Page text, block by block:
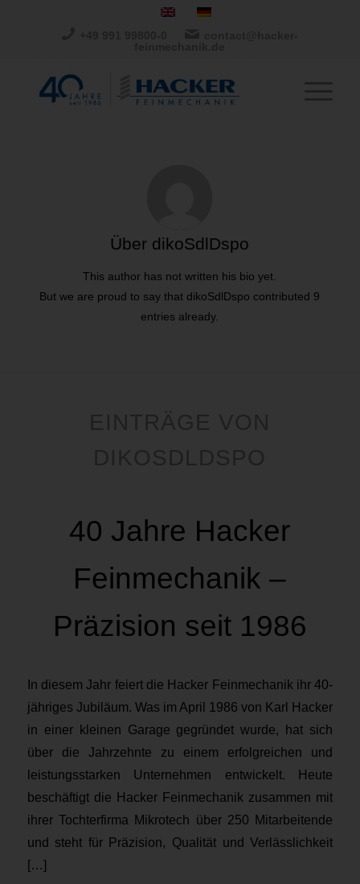
Über dikoSdlDspo
This author has not written his bio yet.
But we are proud to say that dikoSdlDspo contributed 9
entries already.
40 Jahre Hacker
Feinmechanik –
Präzision seit 1986
In diesem Jahr feiert die Hacker Feinmechanik ihr 40-
jähriges Jubiläum. Was im April 1986 von Karl Hacker
in einer kleinen Garage gegründet wurde, hat sich
über die Jahrzehnte zu einem erfolgreichen und
leistungsstarken Unternehmen entwickelt. Heute
beschäftigt die Hacker Feinmechanik zusammen mit
ihrer Tochterfirma Mikrotech über 250 Mitarbeitende
und steht für Präzision, Qualität und Verlässlichkeit
[…]